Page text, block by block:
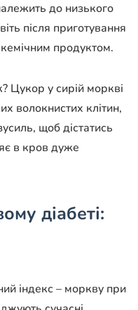
до низького
після приготування
продуктом.
Цукор у сирій моркві
волокнистих клітин,
щоб дістатись
в кров дуже
діабеті:
індекс – моркву при